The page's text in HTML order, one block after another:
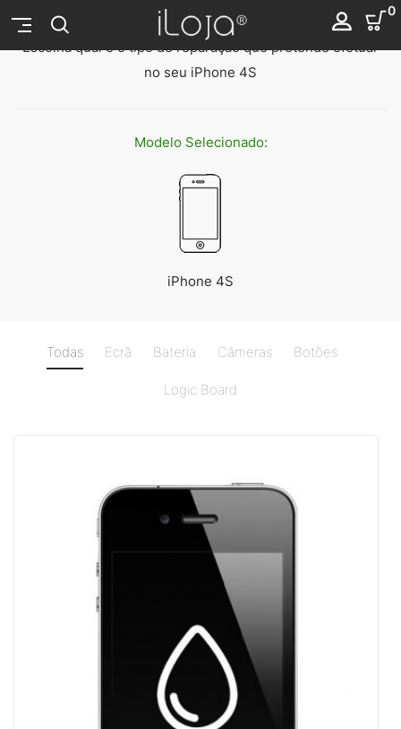
0
Reparação iPhone 4S
Escolha qual é o tipo de reparação que pretende efetuar
no seu iPhone 4S
Modelo Selecionado:
iPhone 4S
Todas Ecrã Bateria Câmeras Botões
Logic Board